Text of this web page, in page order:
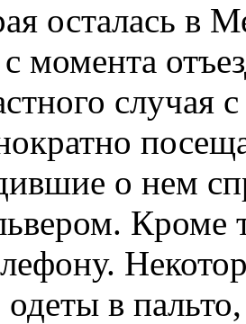
осталась в
момента
случая
о нем
Кроме
в